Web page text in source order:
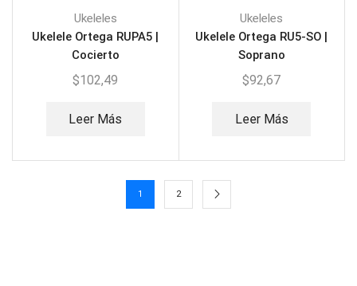
Ukeleles
Ukelele Ortega RUPA5 |
Cocierto
$102,49
Leer Más
Ukeleles
Ukelele Ortega RU5-SO |
Soprano
$92,67
Leer Más
1 2